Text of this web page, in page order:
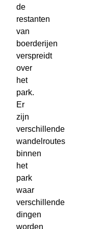
de
restanten
van
boerderijen
verspreidt
over
het
park.
Er
zijn
verschillende
wandelroutes
binnen
het
park
waar
verschillende
dingen
worden